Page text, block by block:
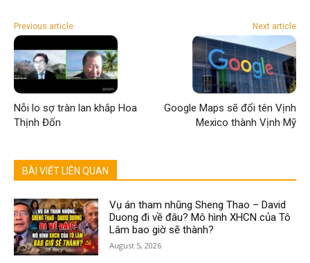
Previous article
Nỗi lo sợ tràn lan khắp Hoa
Thịnh Đốn
Next article
Google Maps sẽ đổi tên Vịnh
Mexico thành Vịnh Mỹ
BÀI VIẾT LIÊN QUAN
Vụ án tham nhũng Sheng Thao – David
Duong đi về đâu? Mô hình XHCN của Tô
Lâm bao giờ sẽ thành?
August 5, 2026